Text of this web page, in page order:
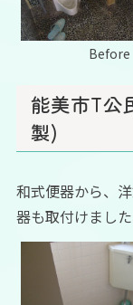
Before
能美市T公
製)
和式便器から、
器も取付けました